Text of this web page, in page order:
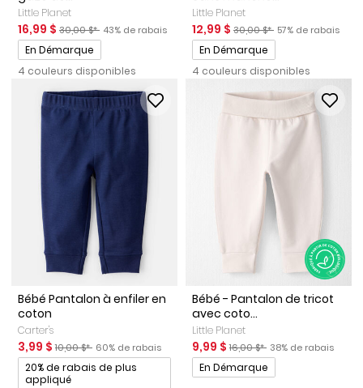
Little Planet
Prix de solde
16,99 $ Prix ​​de détail suggéré par le fabricant
30,00 $* Pourcentage de rabais
43% de rabais
Promotions
En Démarque
4 couleurs disponibles
Little Planet
Prix de solde
12,99 $ Prix ​​de détail suggéré par
30,00 $* Pourcentage de
57% de rabais
Promotions
En Démarque
4 couleurs disponibles
Bébé Pantalon à enfiler en
coton
Carter's
Prix de solde
3,99 $Prix ​​de détail suggéré par le fabricant
10,00 $* Pourcentage de rabais
60% de rabais
Promotions
20% de rabais de plus
appliqué
Bébé - Pantalon de tricot
avec coto...
Little Planet
Prix de solde
9,99 $Prix ​​de détail suggéré par le
16,00 $* Pourcentage de
38% de rabais
Promotions
En Démarque